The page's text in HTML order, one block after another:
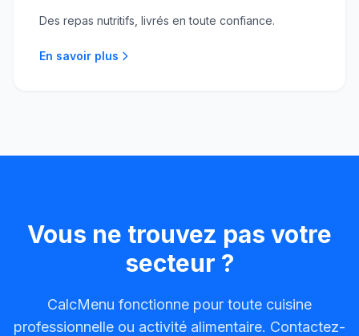
Des repas nutritifs, livrés en toute confiance.
En savoir plus
Vous ne trouvez pas votre
secteur ?
CalcMenu fonctionne pour toute cuisine
professionnelle ou activité alimentaire. Contactez-